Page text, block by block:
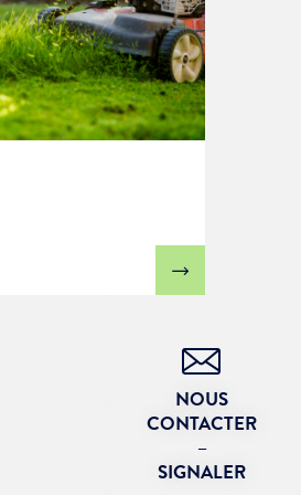
NOUS
CONTACTER
–
SIGNALER